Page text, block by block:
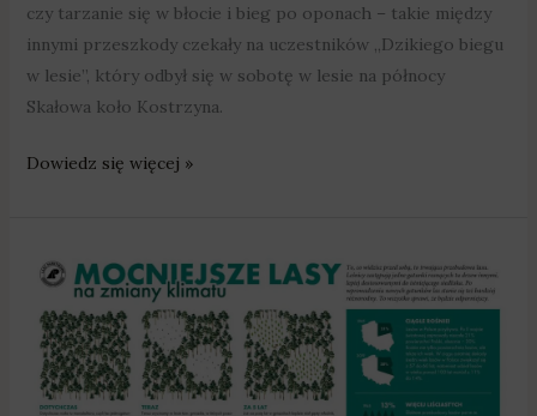
czy tarzanie się w błocie i bieg po oponach – takie między
innymi przeszkody czekały na uczestników „Dzikiego biegu
w lesie”, który odbył się w sobotę w lesie na północy
Skałowa koło Kostrzyna.
Dowiedz się więcej »
Bolechowo-
Osiedle:
Planują
wycinkę
drzew